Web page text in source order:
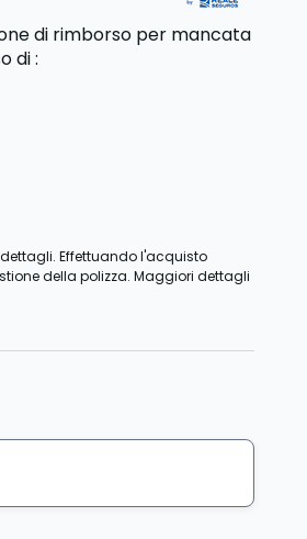
di rimborso per mancata
di:
Effettuando l'acquisto
della polizza. Maggiori dettagli